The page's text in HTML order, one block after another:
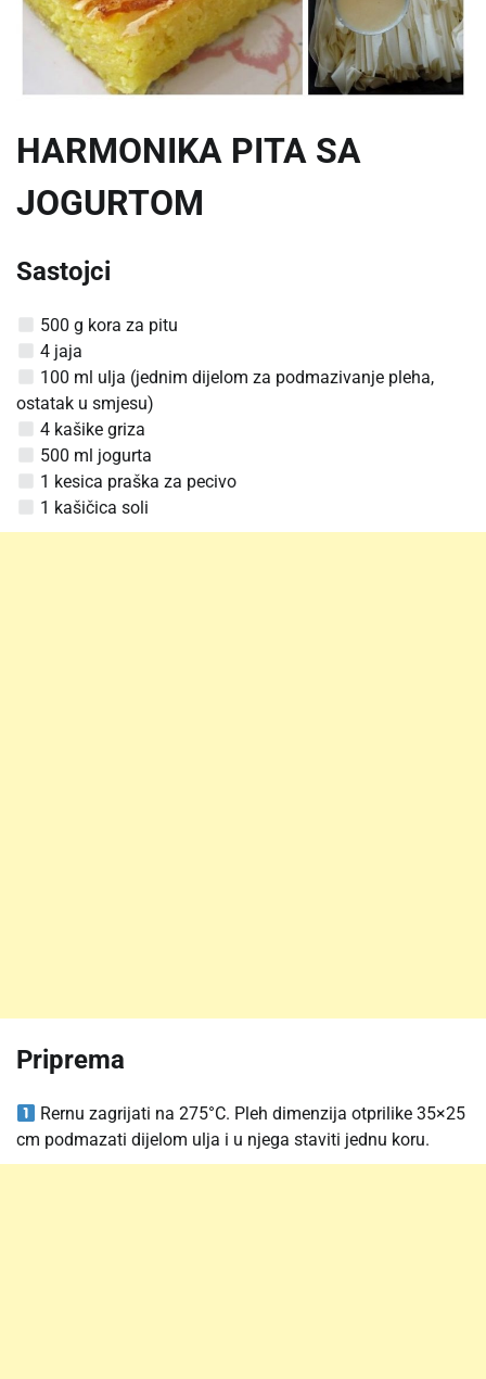
HARMONIKA PITA SA
JOGURTOM
Sastojci
500 g kora za pitu
4 jaja
100 ml ulja (jednim dijelom za podmazivanje pleha,
ostatak u smjesu)
4 kašike griza
500 ml jogurta
1 kesica praška za pecivo
1 kašičica soli
Priprema
Rernu zagrijati na 275°C. Pleh dimenzija otprilike 35×25
cm podmazati dijelom ulja i u njega staviti jednu koru.